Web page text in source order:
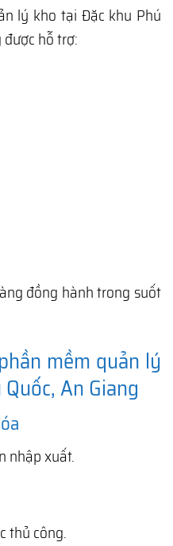
lý kho tại Đặc khu Phú
được hỗ trợ:
đồng hành trong suốt
mềm quản lý
An Giang
nhập xuất.
thủ công.